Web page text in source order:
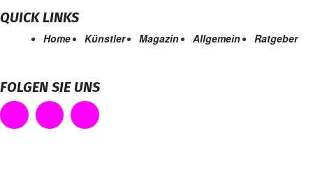
QUICK LINKS
Home Künstler Magazin Allgemein Ratgeber
FOLGEN SIE UNS